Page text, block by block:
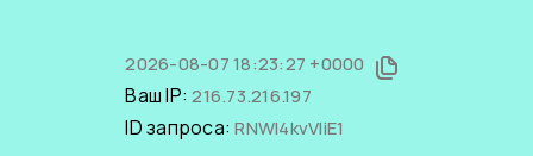
2026-08-07 18:23:27 +0000
Ваш IP:216.73.216.197
ID запроса:RNWI4kvVliE1